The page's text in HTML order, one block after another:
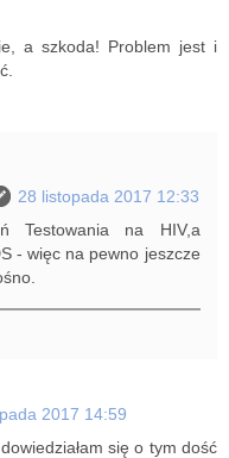
a szkoda! Problem jest i
28 listopada 2017 12:33
Testowania na HIV,a
- więc na pewno jeszcze
2017 14:59
się o tym dość